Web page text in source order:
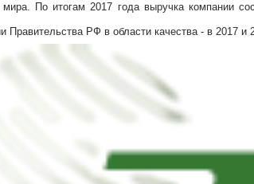
мира. По итогам 2017 года выручка компании
Правительства РФ в области качества - в 2017 и